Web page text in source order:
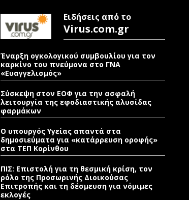
Ειδήσεις από το
Virus.com.gr
Έναρξη ογκολογικού συμβουλίου για τον
καρκίνο του πνεύμονα στο ΓΝΑ
«Ευαγγελισμός»
Σύσκεψη στον ΕΟΦ για την ασφαλή
λειτουργία της εφοδιαστικής αλυσίδας
φαρμάκων
Ο υπουργός Υγείας απαντά στα
δημοσιεύματα για «κατάρρευση οροφής»
στα ΤΕΠ Κορίνθου
ΠΙΣ: Επιστολή για τη θεσμική κρίση, τον
ρόλο της Προσωρινής Διοικούσας
Επιτροπής και τη δέσμευση για νόμιμες
εκλογές